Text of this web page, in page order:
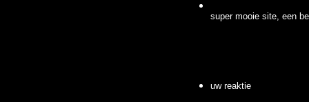
super mooie site, een
uw reaktie